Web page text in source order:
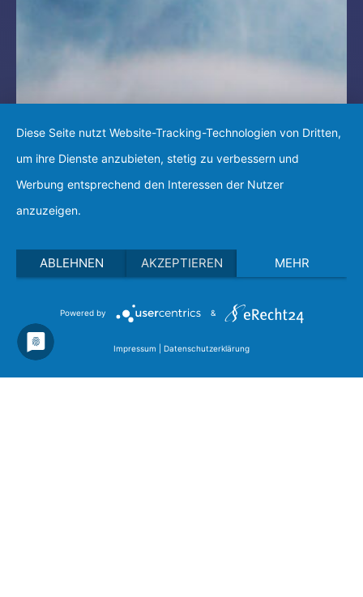
Diese Seite nutzt Website-Tracking-Technologien von Dritten,
um ihre Dienste anzubieten, stetig zu verbessern und
Werbung entsprechend den Interessen der Nutzer
anzuzeigen.
ABLEHNEN AKZEPTIEREN MEHR
Powered by &
Impressum Datenschutzerklärung